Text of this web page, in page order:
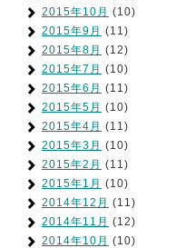
2015年10月 (10)
2015年9月 (11)
2015年8月 (12)
2015年7月 (10)
2015年6月 (11)
2015年5月 (10)
2015年4月 (11)
2015年3月 (10)
2015年2月 (11)
2015年1月 (10)
2014年12月 (11)
2014年11月 (12)
2014年10月 (10)